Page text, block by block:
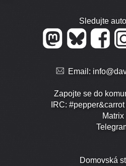
Sledujte
Email:
Zapojte se do
IRC:
Matrix
Domovská